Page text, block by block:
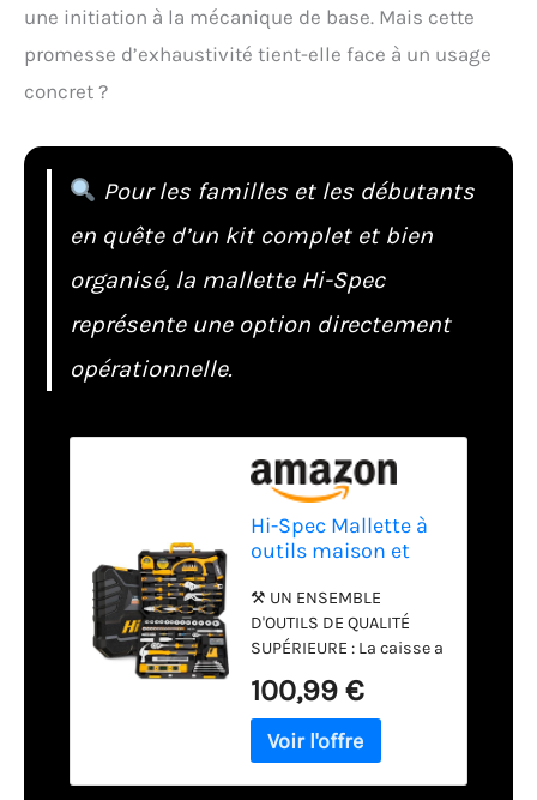
une initiation à la mécanique de base. Mais cette
promesse d’exhaustivité tient-elle face à un usage
concret ?
Pour les familles et les débutants
en quête d’un kit complet et bien
organisé, la mallette Hi-Spec
représente une option directement
opérationnelle.
Hi-Spec Mallette à
outils maison et
tournevis en coffret
⚒ UN ENSEMBLE
D'OUTILS DE QUALITÉ
SUPÉRIEURE : La caisse a
Spec Maison et Garage
est parfait pour les
bricoleurs chevronnés
100,99 €